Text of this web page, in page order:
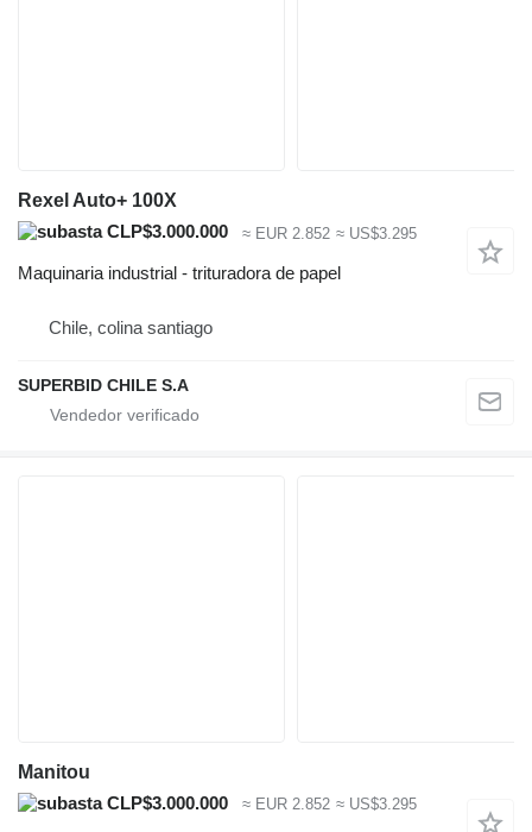
Rexel Auto+ 100X
CLP$3.000.000
≈ EUR 2.852 ≈ US$3.295
Maquinaria industrial - trituradora de papel
Chile, colina santiago
SUPERBID CHILE S.A
Manitou
CLP$3.000.000
≈ EUR 2.852 ≈ US$3.295